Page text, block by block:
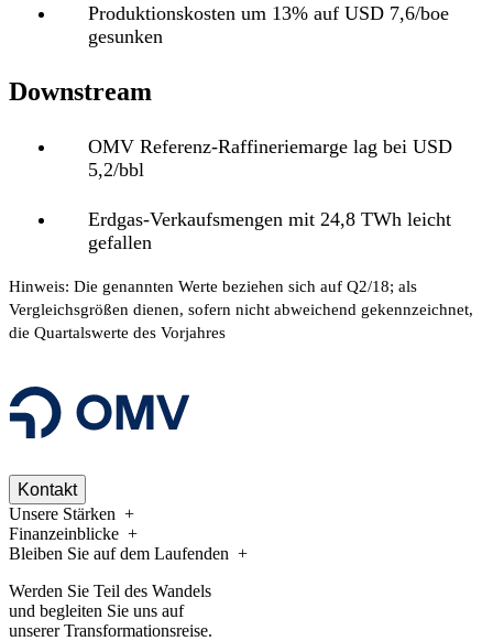
Produktionskosten um 13% auf USD 7,6/boe
gesunken
Downstream
OMV Referenz-Raffineriemarge lag bei USD
5,2/bbl
Erdgas-Verkaufsmengen mit 24,8 TWh leicht
gefallen
Hinweis: Die genannten Werte beziehen sich auf Q2/18; als
Vergleichsgrößen dienen, sofern nicht abweichend gekennzeichnet,
die Quartalswerte des Vorjahres
Kontakt
Unsere Stärken
Finanzeinblicke
Bleiben Sie auf dem Laufenden
Werden Sie Teil des Wandels
und begleiten Sie uns auf
unserer Transformationsreise.